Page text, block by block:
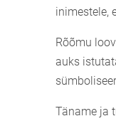
inimestele,
Rõõmu
auks
Täname ja